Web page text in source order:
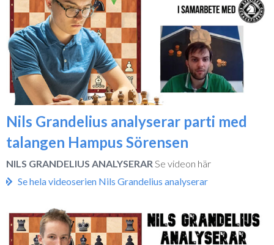
Nils Grandelius analyserar parti med
talangen Hampus Sörensen
NILS GRANDELIUS ANALYSERAR Se videon här
Se hela videoserien Nils Grandelius analyserar